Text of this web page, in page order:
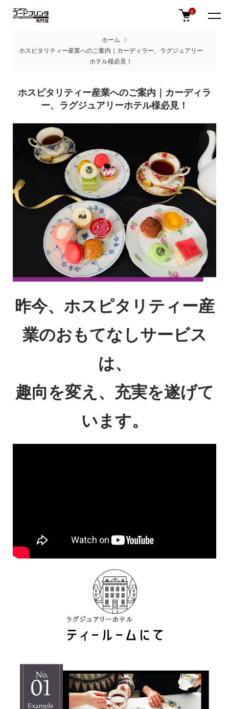
0
ホーム
ホスピタリティー産業へのご案内｜カーディラー、ラグジュアリー
ホテル様必見！
ホスピタリティー産業へのご案内｜カーディラ
ー、ラグジュアリーホテル様必見！
昨今、ホスピタリティー産
業のおもてなしサービス
は、
趣向を変え、充実を遂げて
います。